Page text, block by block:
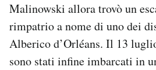
Malinowski allora trovò un
rimpatrio a nome di uno dei
Alberico d’Orléans. Il 13
sono stati infine imbarcati in